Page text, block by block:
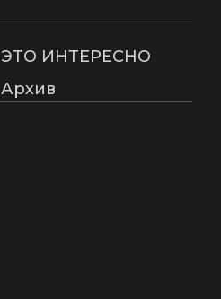
ЭТО ИНТЕРЕСНО
Архив